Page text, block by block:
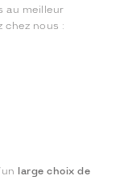
au meilleur
chez nous :
large choix de